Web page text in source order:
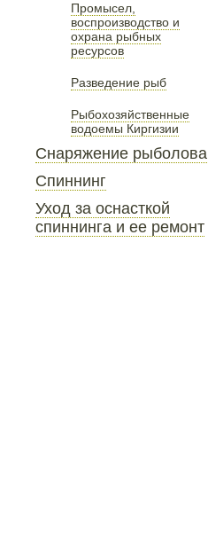
Промысел,
воспроизводство и
охрана рыбных
ресурсов
Разведение рыб
Рыбохозяйственные
водоемы Киргизии
Снаряжение рыболова
Спиннинг
Уход за оснасткой
спиннинга и ее ремонт